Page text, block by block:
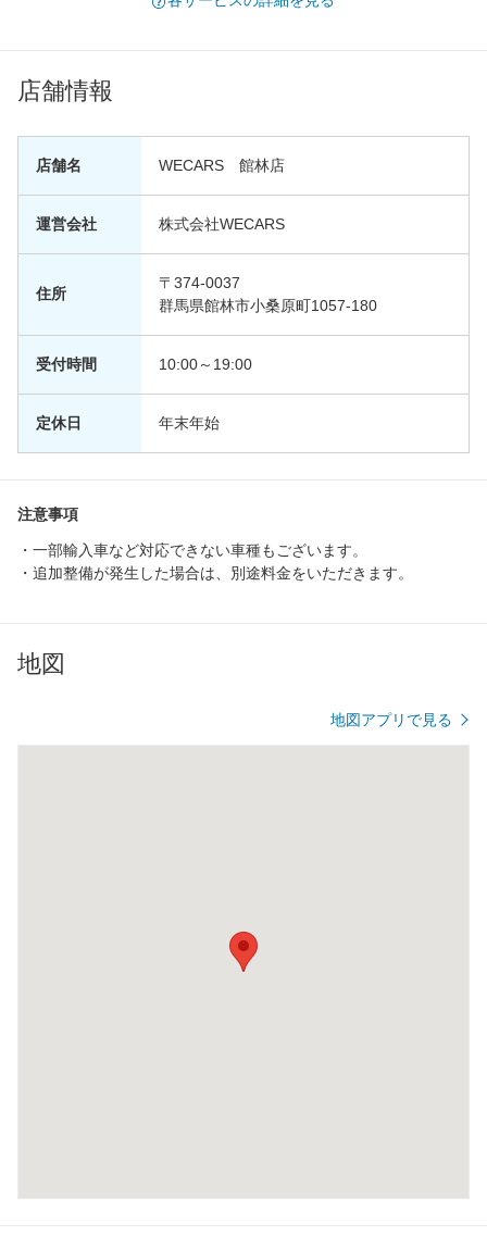
店舗情報
店舗名 WECARS 館林店
運営会社 株式会社WECARS
住所
〒374-0037
群馬県館林市小桑原町1057-180
受付時間 10:00～19:00
定休日 年末年始
注意事項
・一部輸入車など対応できない車種もございます。
・追加整備が発生した場合は、別途料金をいただきます。
地図
地図アプリで見る